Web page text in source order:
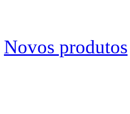
Novos produtos